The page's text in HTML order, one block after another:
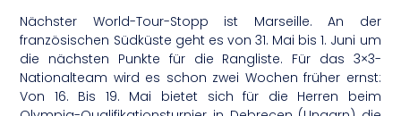
Nächster World-Tour-Stopp ist Marseille. An der
französischen Südküste geht es von 31. Mai bis 1. Juni um
die nächsten Punkte für die Rangliste. Für das 3×3-
Nationalteam wird es schon zwei Wochen früher ernst:
Von 16. Bis 19. Mai bietet sich für die Herren beim